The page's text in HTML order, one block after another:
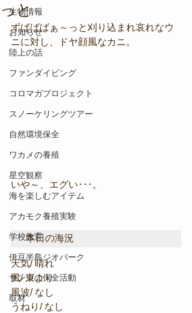
生物情報
お知らせ
陸上の話
ファンダイビング
コロマガプロジェクト
スノーケリングツアー
自然環境保全
ワカメの養殖
星空観察
海を楽しむアイテム
アカモク養殖実験
学校教育
伊豆半島ジオパーク
サンゴの保全活動
取材
っと
ずばばばぁ～っと刈り込まれ哀れなウ
ニに対し、ドヤ顔風なカニ。
いや～、エグい･･･。
本日の海況
天気/ 晴れ
風/ 東より
風波/ なし
うねり/ なし